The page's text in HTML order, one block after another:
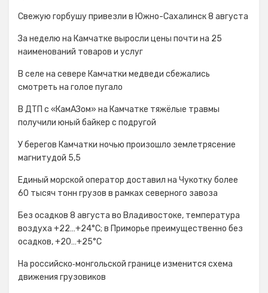
Свежую горбушу привезли в Южно-Сахалинск 8 августа
За неделю на Камчатке выросли цены почти на 25
наименований товаров и услуг
В селе на севере Камчатки медведи сбежались
смотреть на голое пугало
В ДТП с «КамАЗом» на Камчатке тяжёлые травмы
получили юный байкер с подругой
У берегов Камчатки ночью произошло землетрясение
магнитудой 5,5
Единый морской оператор доставил на Чукотку более
60 тысяч тонн грузов в рамках северного завоза
Без осадков 8 августа во Владивостоке, температура
воздуха +22…+24°С; в Приморье преимущественно без
осадков, +20…+25°C
На российско‑монгольской границе изменится схема
движения грузовиков